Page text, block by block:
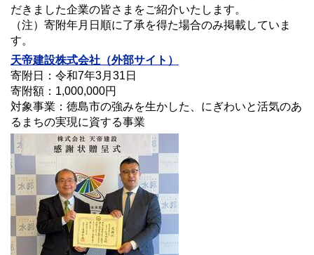
だきました企業の皆さまをご紹介いたします。
（注）寄附年月日順に了承を得た場合のみ掲載していま
す。
天帝建設株式会社 （外部サイト）
寄附日：令和7年3月31日
寄附額：1,000,000円
対象事業：徳島市の強みを生かした、にぎわいと活気のあ
るまちの実現に資する事業